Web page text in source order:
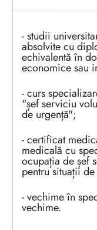
- studii
absolvite cu
echivalentă în
economice sau
- curs
"șef serviciu
de urgență";
- certificat
medicală cu
ocupația de șef
pentru situații
- vechime în
vechime.